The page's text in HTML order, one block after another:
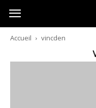
Australia-
australie.com
Accueil vincden